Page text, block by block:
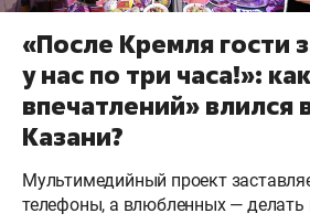
«После Кремля гости
у нас по три часа!»:
впечатлений» влился
Казани?
Мультимедийный проект
телефоны, а влюбленных — делать